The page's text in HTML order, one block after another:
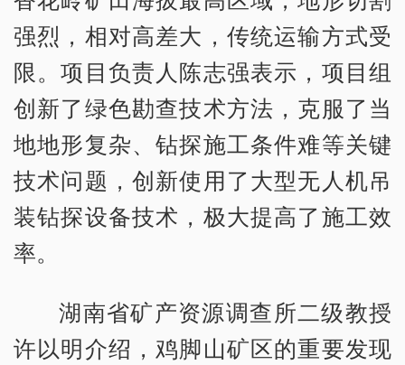
强烈，相对高差大，传统运输方式受
限。项目负责人陈志强表示，项目组
创新了绿色勘查技术方法，克服了当
地地形复杂、钻探施工条件难等关键
技术问题，创新使用了大型无人机吊
装钻探设备技术，极大提高了施工效
率。
湖南省矿产资源调查所二级教授
许以明介绍，鸡脚山矿区的重要发现